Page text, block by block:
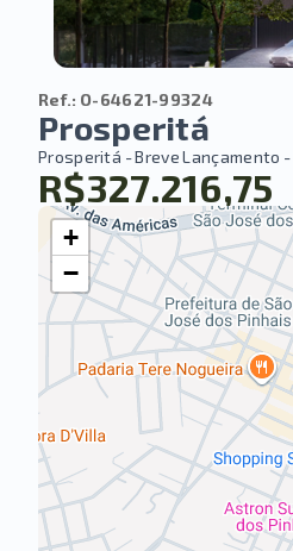
Ref.: O-64621-99324
Prosperitá
Prosperitá - Breve Lançamento -
R$327.216,75
+
−